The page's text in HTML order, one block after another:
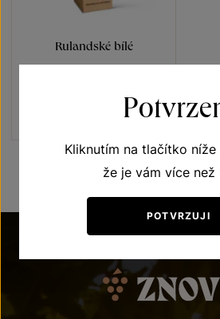
Rulandské bílé
Kliknutím na tlačítko
že je vám více než
POTVRZUJI